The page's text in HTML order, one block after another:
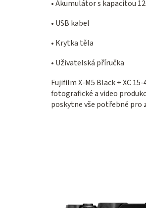
• Akumulátor s kapacitou
• USB kabel
• Krytka těla
• Uživatelská příručka
Fujifilm X-M5 Black + XC
fotografické a video
poskytne vše potřebné pro